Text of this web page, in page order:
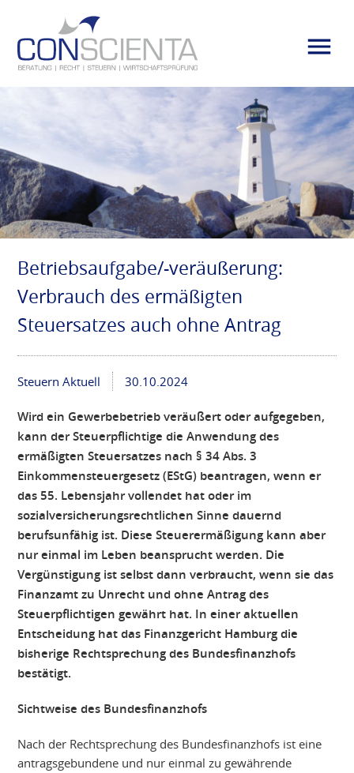
Betriebsaufgabe/-veräußerung:
Verbrauch des ermäßigten
Steuersatzes auch ohne Antrag
Steuern Aktuell 30.10.2024
Wird ein Gewerbebetrieb veräußert oder aufgegeben,
kann der Steuerpflichtige die Anwendung des
ermäßigten Steuersatzes nach § 34 Abs. 3
Einkommensteuergesetz (EStG) beantragen, wenn er
das 55. Lebensjahr vollendet hat oder im
sozialversicherungsrechtlichen Sinne dauernd
berufsunfähig ist. Diese Steuerermäßigung kann aber
nur einmal im Leben beansprucht werden. Die
Vergünstigung ist selbst dann verbraucht, wenn sie das
Finanzamt zu Unrecht und ohne Antrag des
Steuerpflichtigen gewährt hat. In einer aktuellen
Entscheidung hat das Finanzgericht Hamburg die
bisherige Rechtsprechung des Bundesfinanzhofs
bestätigt.
Sichtweise des Bundesfinanzhofs
Nach der Rechtsprechung des Bundesfinanzhofs ist eine
antragsgebundene und nur einmal zu gewährende